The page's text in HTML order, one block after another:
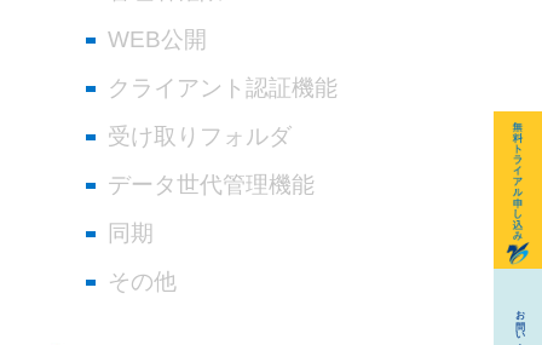
WEB公開
クライアント認証機能
受け取りフォルダ
データ世代管理機能
同期
その他